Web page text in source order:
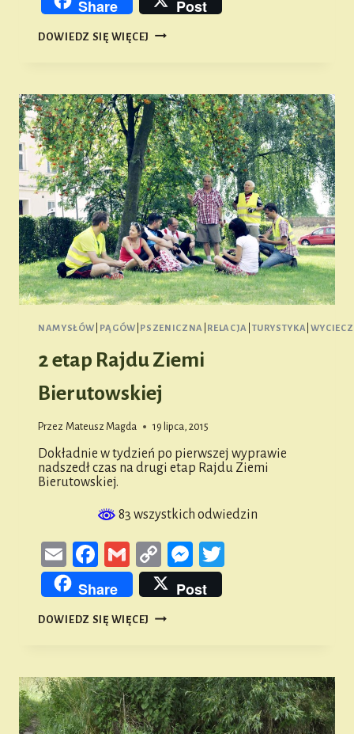
Share Post
DOWIEDZ SIĘ WIĘCEJ RAJD
NAMYSŁÓW PĄGÓW PSZENICZNA RELACJA TURYSTYKA
2 etap Rajdu Ziemi
Bierutowskiej
Przez Mateusz Magda 19 lipca, 2015
Dokładnie w tydzień po pierwszej wyprawie
nadszedł czas na drugi etap Rajdu Ziemi
Bierutowskiej.
83 wszystkich odwiedzin
EmailFacebook
GmailCopy
Link
Messenger
Share Post
DOWIEDZ SIĘ WIĘCEJ